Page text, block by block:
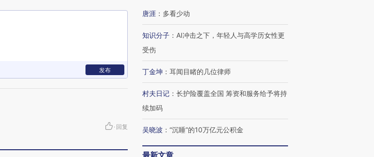
发布
· 回复
唐涯 ： 多看少动
知识分子 ： AI冲击之下，年轻人与高学历女性更
受伤
丁金坤 ： 耳闻目睹的几位律师
村夫日记 ： 长护险覆盖全国 筹资和服务给予将持
续加码
吴晓波 ： “沉睡”的10万亿元公积金
最新文章